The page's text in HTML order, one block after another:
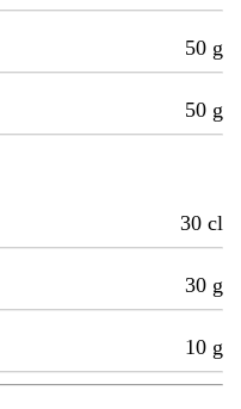
50 g
50 g
30 cl
30 g
10 g